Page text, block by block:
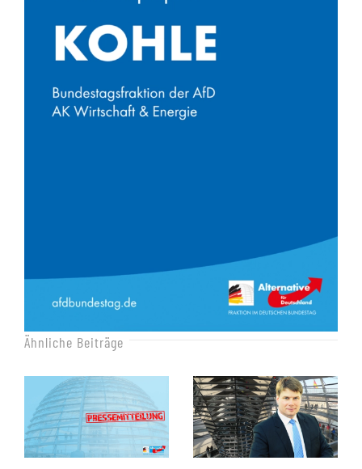
Ähnliche Beiträge